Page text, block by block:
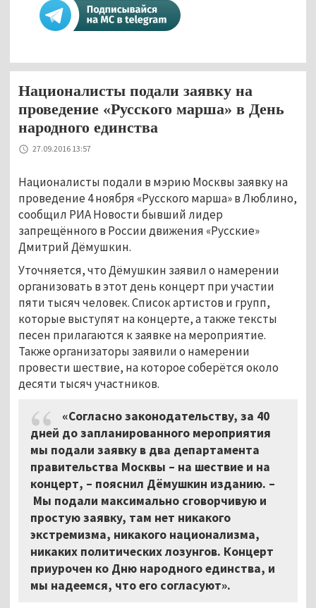
Националисты подали заявку на
проведение «Русского марша» в День
народного единства
27.09.2016 13:57
Националисты подали в мэрию Москвы заявку на
проведение 4 ноября «Русского марша» в Люблино,
сообщил РИА Новости бывший лидер
запрещённого в России движения «Русские»
Дмитрий Дёмушкин.
Уточняется, что Дёмушкин заявил о намерении
организовать в этот день концерт при участии
пяти тысяч человек. Список артистов и групп,
которые выступят на концерте, а также тексты
песен прилагаются к заявке на мероприятие.
Также организаторы заявили о намерении
провести шествие, на которое соберётся около
десяти тысяч участников.
«Согласно законодательству, за 40
дней до запланированного мероприятия
мы подали заявку в два департамента
правительства Москвы – на шествие и на
концерт, – пояснил Дёмушкин изданию. –
Мы подали максимально сговорчивую и
простую заявку, там нет никакого
экстремизма, никакого национализма,
никаких политических лозунгов. Концерт
приурочен ко Дню народного единства, и
мы надеемся, что его согласуют».